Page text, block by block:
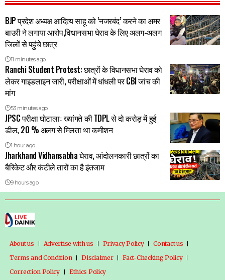
BJP प्रदेश अध्यक्ष आदित्य साहू को ‘नजरबंद’ करने का अमर
बाउरी ने लगाया आरोप,विधानसभा घेराव के लिए अलग-अलग
जिलों से पहुंचे छात्र
11 minutes ago
Ranchi Student Protest: छात्रों के विधानसभा घेराव को
लेकर गाइडलाइन जारी, परीक्षाओं में धांधली पर CBI जांच की
मांग
53 minutes ago
JPSC परीक्षा घोटालाः ख्यांगते की TDPL से दो करोड़ में हुई
डील, 20 % अलग से मिलता था कमीशन
1 hour ago
Jharkhand Vidhansabha घेराव, आंदोलनकारी छात्रों का
बैरिकेट और कंटीले तारों का है इंतजाम
9 hours ago
About us Advertise with us Privacy Policy
Contact us
Terms and Condition
Disclaimer
Fact-Checking Policy
Correction Policy
Ethics Policy